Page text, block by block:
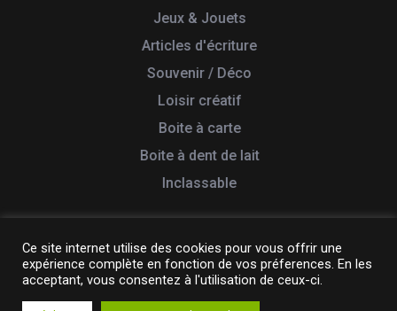
Jeux & Jouets
Articles d'écriture
Souvenir / Déco
Loisir créatif
Boite à carte
Boite à dent de lait
Inclassable
© 2026 Tabletterie des Lacs. Tous droits réservés
Ce site internet utilise des cookies pour vous offrir une
expérience complète en fonction de vos préferences. En les
acceptant, vous consentez à l'utilisation de ceux-ci.